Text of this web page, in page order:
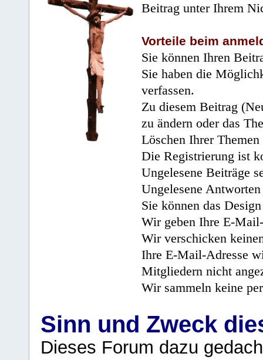
Beitrag unter Ihrem
Vorteile beim
Sie können Ihren
Sie haben die
verfassen.
Zu diesem Beitrag
zu ändern oder das
Löschen Ihrer
Die Registrierung ist
Ungelesene Beiträge
Ungelesene
Sie können das
Wir geben Ihre E-
Wir verschicken
Ihre E-Mail-Adresse
Mitgliedern nicht
Wir sammeln keine
Sinn und Zweck
Dieses Forum dazu